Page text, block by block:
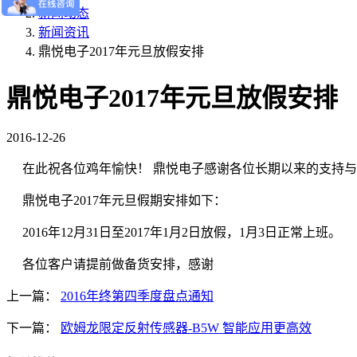
新闻动态
新闻资讯
鼎悦电子2017年元旦放假安排
鼎悦电子2017年元旦放假安排
2016-12-26
在此祝各位鸡年愉快！ 鼎悦电子感谢各位长期以来的支持
鼎悦电子2017年元旦假期安排如下：
2016年12月31日至2017年1月2日放假，1月3日正常上班。
各位客户请提前做备货安排，感谢
上一篇： 2016年终第四季度盘点通知
下一篇： 欧姆龙限定反射传感器-B5W 智能应用更高效